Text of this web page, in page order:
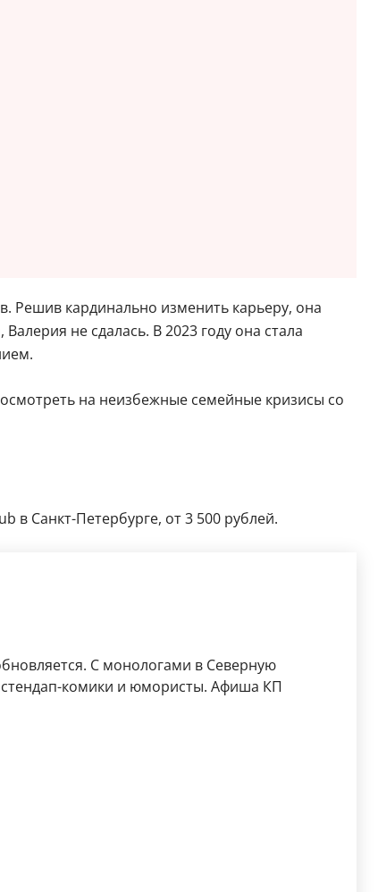
Решив кардинально изменить карьеру, она
не сдалась. В 2023 году она стала
на неизбежные семейные кризисы со
в Санкт-Петербурге, от 3 500 рублей.
С монологами в Северную
комики и юмористы. Афиша КП